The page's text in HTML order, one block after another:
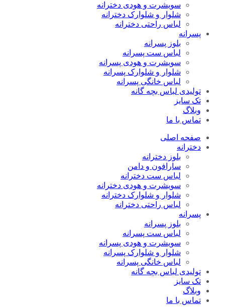
سویشرت و هودی دخترانه
شلوار و شلوارک دخترانه
لباس راحتی دخترانه
پسرانه
بلوز پسرانه
لباس ست پسرانه
سویشرت و هودی پسرانه
شلوار و شلوارک پسرانه
لباس خانگی پسرانه
تولیدی لباس بچه گانه
تک سایز
وبلاگ
تماس با ما
صفحه اصلی
دخترانه
بلوز دخترانه
سارافون و دامن
لباس ست دخترانه
سویشرت و هودی دخترانه
شلوار و شلوارک دخترانه
لباس راحتی دخترانه
پسرانه
بلوز پسرانه
لباس ست پسرانه
سویشرت و هودی پسرانه
شلوار و شلوارک پسرانه
لباس خانگی پسرانه
تولیدی لباس بچه گانه
تک سایز
وبلاگ
تماس با ما